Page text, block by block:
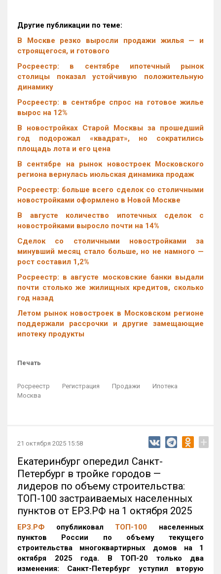
Другие публикации по теме:
В Москве резко выросли продажи жилья — и
строящегося, и готового
Росреестр: в сентябре ипотечный рынок
столицы показал устойчивую положительную
динамику
Росреестр: в сентябре спрос на готовое жилье
вырос на 12%
В новостройках Старой Москвы за прошедший
год подорожал «квадрат», но сократились
площадь лота и его цена
В сентябре на рынок новостроек Московского
региона вернулась июльская динамика продаж
Росреестр: больше всего сделок со столичными
новостройками оформлено в Новой Москве
В августе количество ипотечных сделок с
новостройками выросло почти на 14%
Cделок со столичными новостройками за
минувший месяц стало больше, но не намного —
рост составил 1,2%
Росреестр: в августе московские банки выдали
почти столько же жилищных кредитов, сколько
год назад
Летом рынок новостроек в Московском регионе
поддержали рассрочки и другие замещающие
ипотеку продукты
Печать
Росреестр Регистрация Продажи
Ипотека
Москва
21 октября 2025 15:58 +
Екатеринбург опередил Санкт-
Петербург в тройке городов —
лидеров по объему строительства:
ТОП-100 застраиваемых населенных
пунктов от ЕРЗ.РФ на 1 октября 2025
ЕРЗ.РФ опубликовал ТОП-100 населенных
пунктов России по объему текущего
строительства многоквартирных домов на 1
октября 2025 года. В ТОП-20 только два
изменения: Санкт-Петербург уступил вторую